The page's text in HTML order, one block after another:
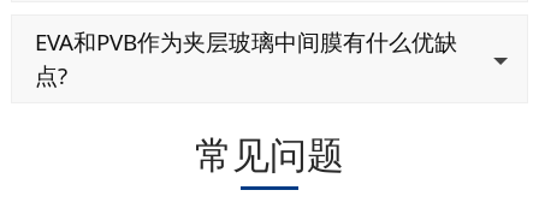
EVA和PVB作为夹层玻璃中间膜有什么优缺
点?
常见问题